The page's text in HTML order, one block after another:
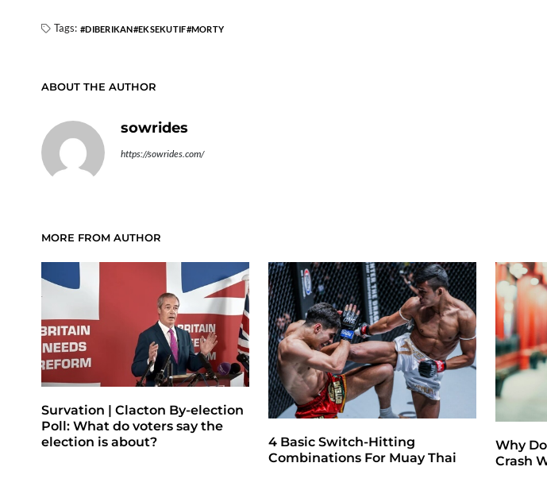
Tags: DIBERIKAN EKSEKUTIF MORTY
ABOUT THE AUTHOR
sowrides
https://sowrides.com/
MORE FROM AUTHOR
Survation | Clacton By-election
Poll: What do voters say the
election is about?
4 Basic Switch-Hitting
Combinations For Muay Thai
Why
Crash